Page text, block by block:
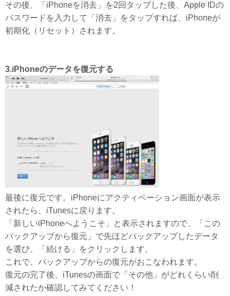
その後、「iPhoneを消去」を2回タップした後、Apple IDの
パスワードを入力して「消去」をタップすれば、iPhoneが
初期化（リセット）されます。
3.iPhoneのデータを復元する
最後に復元です。iPhoneにアクティベーション画面が表示
されたら、iTunesに戻ります。
「新しいiPhoneへようこそ」と表示されますので、「この
バックアップから復元」で先ほどバックアップしたデータ
を選び、「続ける」をクリックします。
これで、バックアップからの復元がおこなわれます。
復元の完了後、iTunesの画面で「その他」がどれくらい削
減されたか確認してみてください！